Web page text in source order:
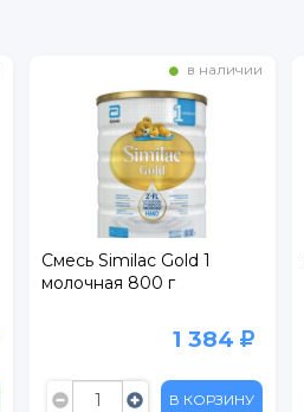
в наличии
Смесь Similac Gold 1
молочная 800 г
1 384
В КОРЗИНУ